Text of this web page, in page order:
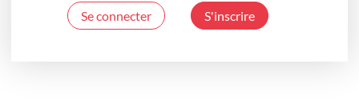
Se connecter S'inscrire